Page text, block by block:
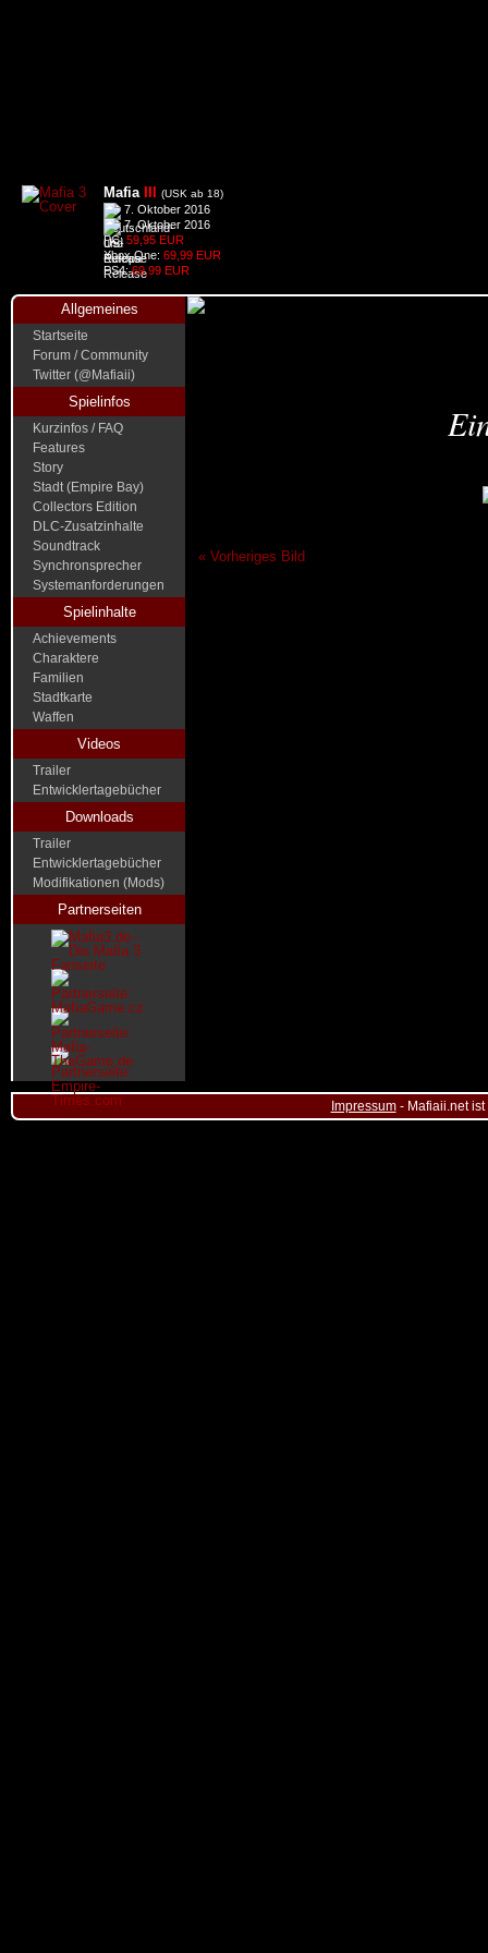
Mafia (USK ab 18)
7. Oktober 2016
7. Oktober 2016
PC: 59,95 EUR
Xbox One: 69,99 EUR
PS4:69,99 EUR
Allgemeines
Startseite
Forum / Community
Twitter (@Mafiaii)
Spielinfos
Kurzinfos / FAQ
Features
Story
Stadt (Empire Bay)
Collectors Edition
DLC-Zusatzinhalte
Soundtrack
Synchronsprecher
Systemanforderungen
Spielinhalte
Achievements
Charaktere
Familien
Stadtkarte
Waffen
Videos
Trailer
Entwicklertagebücher
Downloads
Trailer
Entwicklertagebücher
Modifikationen (Mods)
Partnerseiten
« Vorheriges Bild
Impressum- Mafiaii.net ist